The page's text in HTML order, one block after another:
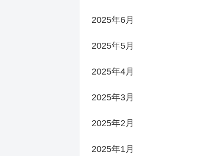
2025年6月
2025年5月
2025年4月
2025年3月
2025年2月
2025年1月